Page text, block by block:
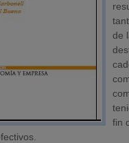
de
fin